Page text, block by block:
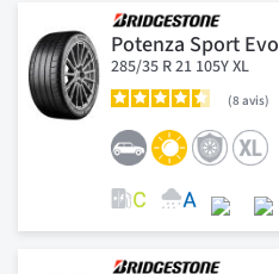
Potenza Sport Evo
285/35 R 21 105Y XL
8 avis